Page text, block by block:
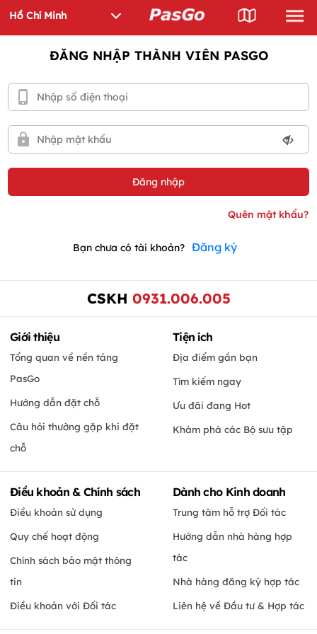
ĐĂNG NHẬP THÀNH VIÊN PASGO
Bạn chưa có tài khoản? Đăng ký
CSKH 0931.006.005
Giới thiệu
Tổng quan về nền tảng
PasGo
Hướng dẫn đặt chỗ
Câu hỏi thường gặp khi đặt
chỗ
Tiện ích
Địa điểm gần bạn
Tìm kiếm ngay
Ưu đãi đang Hot
Khám phá các Bộ sưu tập
Điều khoản & Chính sách
Điều khoản sử dụng
Quy chế hoạt động
Chính sách bảo mật thông
tin
Điều khoản với Đối tác
Dành cho Kinh doanh
Trung tâm hỗ trợ Đối tác
Hướng dẫn nhà hàng hợp
tác
Nhà hàng đăng ký hợp tác
Liên hệ về Đầu tư & Hợp tác